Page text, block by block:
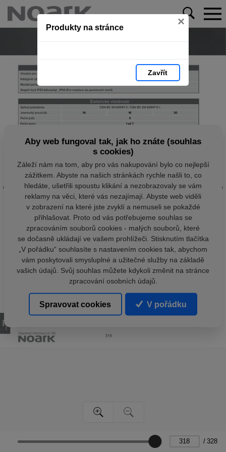
Produkty na stránce ×
Zavřít
/ 328
Aby web fungoval tak, jak ho znáte (souhlas
s cookies)
Záleží nám na tom, aby pro vás nakupování bylo co nejlepší
zážitkem. Abyste na našich stránkách rychle našli to, co
hledáte, ušetřili spoustu klikání a nezobrazovaly se vám
reklamy na věci, které vás nezajímají. Abyste web viděli
v zobrazení na které jste zvyklí a nemuseli se pokaždé
přihlašovat. Proto od vás potřebujeme souhlas se
zpracováním souborů cookies - malých souborů, které
se dočasně ukládají ve vašem prohlížeči. Stisknutím tlačítka
„V pořádku“ souhlasíte s nastavením cookies tak, abychom
vám poskytovali smysluplné a užitečné služby na základě
vašich údajů. Svůj souhlas můžete kdykoli změnit na stránce
zpracování osobních údajů.
Spravovat cookies V pořádku